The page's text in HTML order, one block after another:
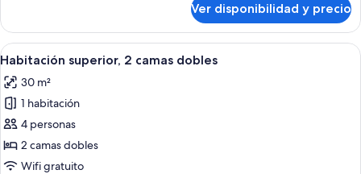
superior
con
2
individuales
Ver disponibilidad y precio
Ver
todas
las
fotos
de
Habitación
superior,
Habitación de hotel con dos camas,
7
Habitación superior, 2 camas dobles
30 m²
1 habitación
4 personas
2 camas dobles
Wifi gratuito